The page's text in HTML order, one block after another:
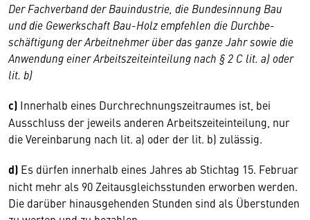
Der Fachverband der Bauindustrie, die Bundesinnung Bau
und die Gewerk­schaft Bau-Holz empfehlen die Durch­be­
schäftigung der Arbeitnehmer über das ganze Jahr sowie die
Anwendung einer Arbeitszeiteinteilung nach § 2 C lit. a) oder
lit. b)
c) Innerhalb eines Durchrechnungszeitraumes ist, bei
Ausschluss der jeweils anderen Arbeitszeiteinteilung, nur
die Vereinbarung nach lit. a) oder der lit. b) zulässig.
d) Es dürfen innerhalb eines Jahres ab Stichtag 15. Februar
nicht mehr als 90 Zeitausgleichsstunden erworben werden.
Die darüber hinausgehenden Stunden sind als Überstunden